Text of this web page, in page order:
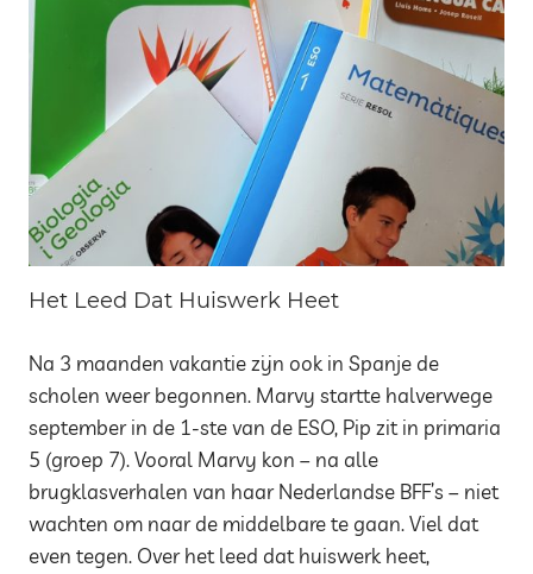
Het Leed Dat Huiswerk Heet
Na 3 maanden vakantie zijn ook in Spanje de
scholen weer begonnen. Marvy startte halverwege
september in de 1-ste van de ESO, Pip zit in primaria
5 (groep 7). Vooral Marvy kon – na alle
brugklasverhalen van haar Nederlandse BFF’s – niet
wachten om naar de middelbare te gaan. Viel dat
even tegen. Over het leed dat huiswerk heet,